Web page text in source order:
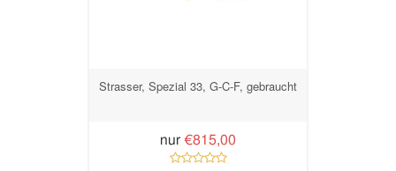
Strasser, Spezial 33, G-C-F, gebraucht
nur €815,00